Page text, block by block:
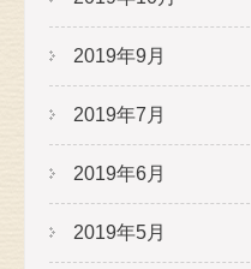
2019年9月
2019年7月
2019年6月
2019年5月